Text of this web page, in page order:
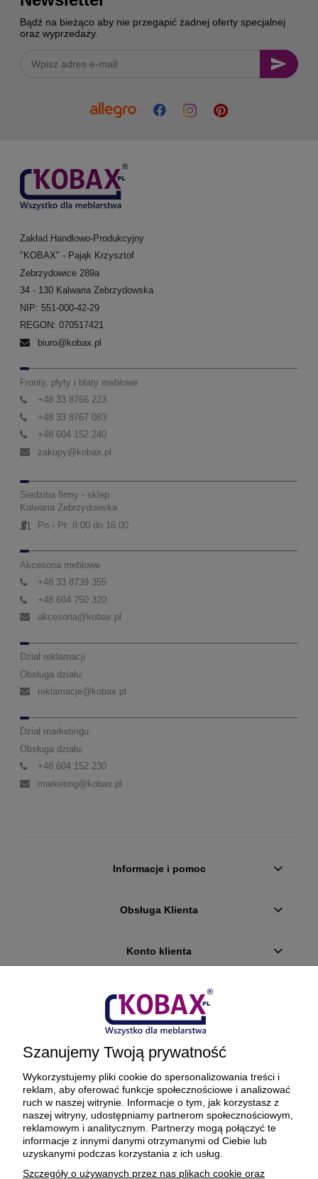
Bądź na bieżąco aby nie przegapić żadnej oferty specjalnej
oraz wyprzedaży.
Zakład Handlowo-Produkcyjny
"KOBAX" - Pająk Krzysztof
Zebrzydowice 289a
34 - 130 Kalwaria Zebrzydowska
NIP: 551-000-42-29
REGON: 070517421
biuro@kobax.pl
Fronty, płyty i blaty meblowe
+48 33 8766 223
+48 33 8767 083
+48 604 152 240
zakupy@kobax.pl
Siedziba firmy - sklep
Kalwaria Zebrzydowska
Pn - Pt: 8:00 do 16:00
Akcesoria meblowe
+48 33 8739 355
+48 604 750 320
akcesoria@kobax.pl
Dział reklamacji
Obsługa działu:
reklamacje@kobax.pl
Dział marketingu
Obsługa działu:
+48 604 152 230
marketing@kobax.pl
Informacje i pomoc
Obsługa Klienta
Konto klienta
Płatności i dostawa
Ciekawostki
O firmie
BEZPIECZNE PŁATNOŚCI ORAZ DOSTAWA
Szanujemy Twoją prywatność
Wykorzystujemy pliki cookie do spersonalizowania treści i
reklam, aby oferować funkcje społecznościowe i analizować
ruch w naszej witrynie. Informacje o tym, jak korzystasz z
naszej witryny, udostępniamy partnerom społecznościowym,
reklamowym i analitycznym. Partnerzy mogą połączyć te
informacje z innymi danymi otrzymanymi od Ciebie lub
uzyskanymi podczas korzystania z ich usług.
Szczegóły o używanych przez nas plikach cookie oraz